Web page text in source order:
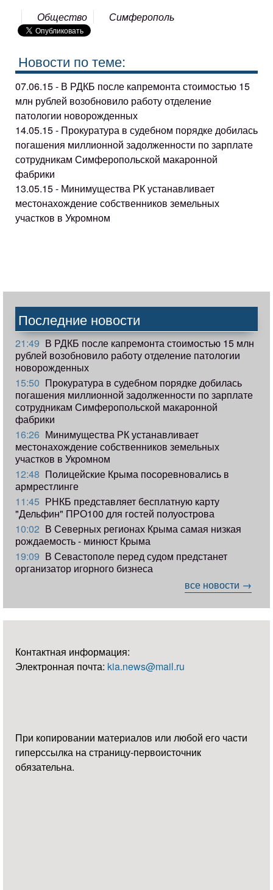
Общество Симферополь
Новости по теме:
07.06.15 - В РДКБ после капремонта стоимостью 15
млн рублей возобновило работу отделение
патологии новорожденных
14.05.15 - Прокуратура в судебном порядке добилась
погашения миллионной задолженности по зарплате
сотрудникам Симферопольской макаронной
фабрики
13.05.15 - Минимущества РК устанавливает
местонахождение собственников земельных
участков в Укромном
Последние новости
21:49 В РДКБ после капремонта стоимостью 15 млн
рублей возобновило работу отделение патологии
новорожденных
15:50 Прокуратура в судебном порядке добилась
погашения миллионной задолженности по зарплате
сотрудникам Симферопольской макаронной
фабрики
16:26 Минимущества РК устанавливает
местонахождение собственников земельных
участков в Укромном
12:48 Полицейские Крыма посоревновались в
армрестлинге
11:45 РНКБ представляет бесплатную карту
"Дельфин" ПРО100 для гостей полуострова
10:02 В Северных регионах Крыма самая низкая
рождаемость - минюст Крыма
19:09 В Севастополе перед судом предстанет
организатор игорного бизнеса
все новости →
Контактная информация:
Электронная почта: kia.news@mail.ru
При копировании материалов или любой его части
гиперссылка на страницу-первоисточник
обязательна.